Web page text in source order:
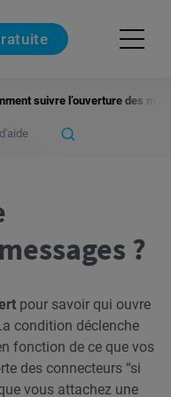
suivre l’ouverture des
?
pour savoir qui ouvre
condition déclenche
fonction de ce que vos
des connecteurs “si
vous attachez une